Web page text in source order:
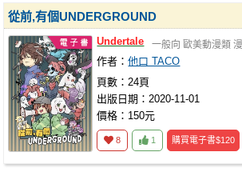
從前,有個UNDERGROUND
Undertale 一般向 歐美動漫類
作者：他口 TACO
頁數：24頁
出版日期：2020-11-01
價格：150元
8 1 購買電子書$120